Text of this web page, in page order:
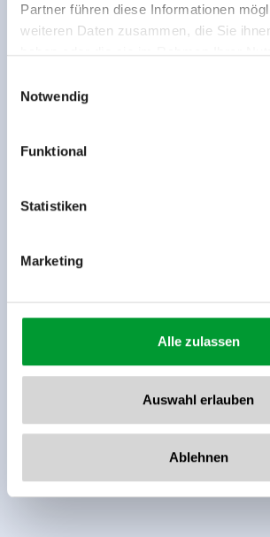
Partner führen diese Informationen
weiteren Daten zusammen, die Sie
haben oder die sie im Rahmen Ihrer
Rohr 23// A-6280 Zell am Ziller
www.zillertalarena.com
Notwendig
Funktional
Statistiken
Marketing
Alle zulassen
Auswahl erlauben
Ablehnen